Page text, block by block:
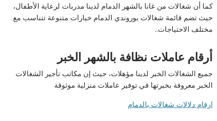
كما أن شغالات من غانا بالشهر الدمام لدينا مدربات لرعاية الأطفال،
حيث تضم قائمة شغالات بوروندي الدمام خيارات متنوعة تتناسب مع
مختلف الاحتياجات..
أرقام عاملات نظافة بالشهر الخبر
جميع الشغالات الخبر لدينا مؤهلات، حيث إن مكاتب تأجير الشغالات
الخبر معروفة بخبرتها في توفير عاملات منزلية موثوقة
ارقام دلالات شغالات بالدمام